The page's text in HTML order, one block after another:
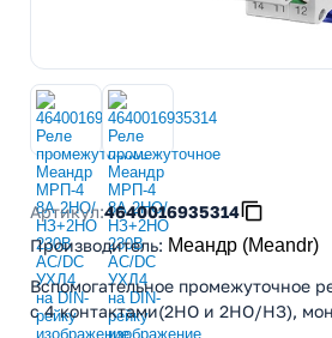
Артикул:4640016935314
Производитель: Меандр (Meandr)
Вспомогательное промежуточное
с 4 контактами(2НО и 2НО/НЗ),